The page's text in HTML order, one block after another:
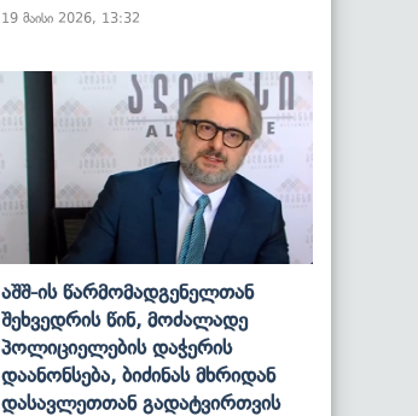
19 მაისი 2026, 13:32
Აშშ-Ის Წარმომადგენელთან
Შეხვედრის Წინ, Მოძალადე
Პოლიციელების Დაჭერის
Დაანონსება, Ბიძინას Მხრიდან
Დასავლეთთან Გადატვირთვის